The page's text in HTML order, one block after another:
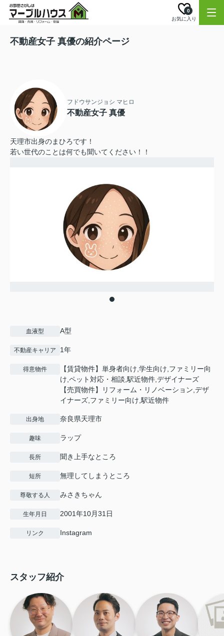
お気に入り
0
不動産女子 真優の紹介ページ
フドウサンジョシ マヒロ
不動産女子 真優
天理市出身のまひろです！
若い世代のことは何でも聞いてください！！
血液型 A型
不動産キャリア 1年
得意物件
【賃貸物件】単身者向け,学生向け,ファミリー向
け,ペット対応・相談,駅近物件,デザイナーズ
【売買物件】リフォーム・リノベーション,デザ
イナーズ,ファミリー向け,駅近物件
出身地 奈良県天理市
趣味 ラップ
長所 聞き上手なところ
短所 無理してしまうところ
尊敬する人 みさきちゃん
生年月日 2001年10月31日
リンク Instagram
スタッフ紹介